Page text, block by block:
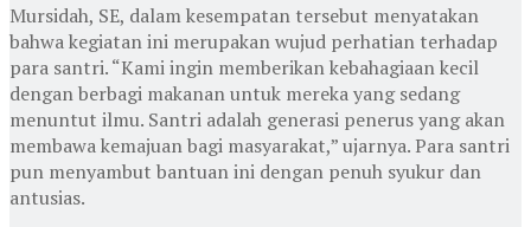
Mursidah, SE, dalam kesempatan tersebut menyatakan
bahwa kegiatan ini merupakan wujud perhatian terhadap
para santri. “Kami ingin memberikan kebahagiaan kecil
dengan berbagi makanan untuk mereka yang sedang
menuntut ilmu. Santri adalah generasi penerus yang akan
membawa kemajuan bagi masyarakat,” ujarnya. Para santri
pun menyambut bantuan ini dengan penuh syukur dan
antusias.